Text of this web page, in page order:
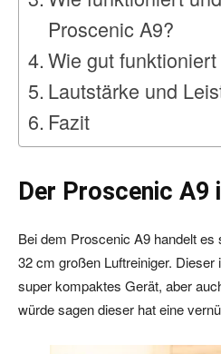
Proscenic A9?
Wie gut
Lautstärke und
Fazit
Der Proscenic A9
Bei dem Proscenic A9 handelt
32 cm großen Luftreiniger.
super kompaktes Gerät, aber
würde sagen dieser hat eine